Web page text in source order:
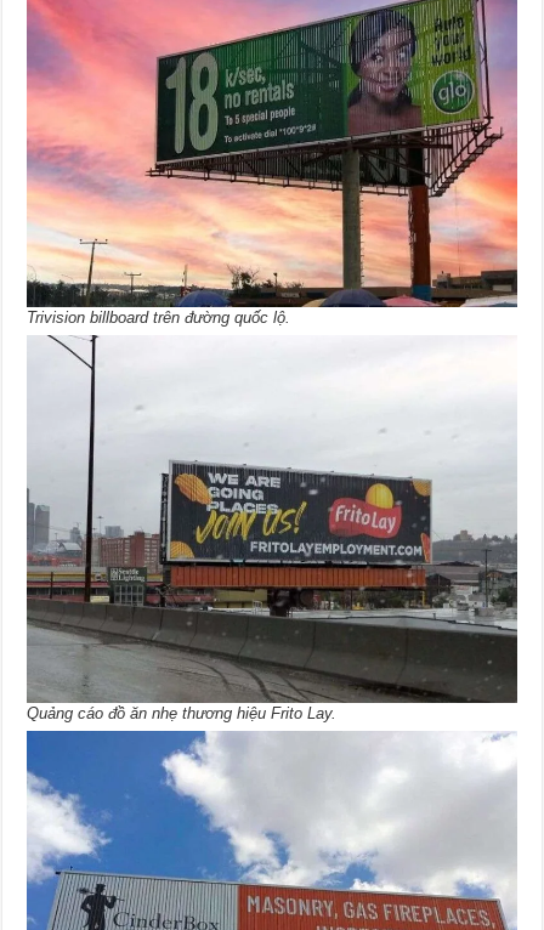
Trivision billboard trên đường quốc lộ.
Quảng cáo đồ ăn nhẹ thương hiệu Frito Lay.